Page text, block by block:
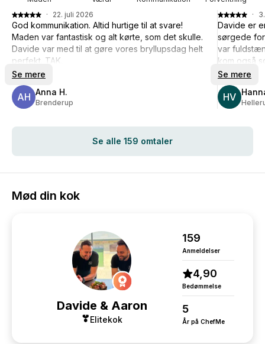
AH Anna H.
Brenderup
· 22. juli 2026
God kommunikation. Altid hurtige til at svare!
Maden var fantastisk og alt kørte, som det skulle.
Davide var med til at gøre vores bryllupsdag helt
perfekt. TAK.
Se mere
HV
·
Davide er
sørgede
var
kom også
Se mere
Se alle 159 omtaler
Mød din kok
Davide & Aaron
Elitekok
159
Anmeldelser
4,90
Bedømmelse
5
År på ChefMe